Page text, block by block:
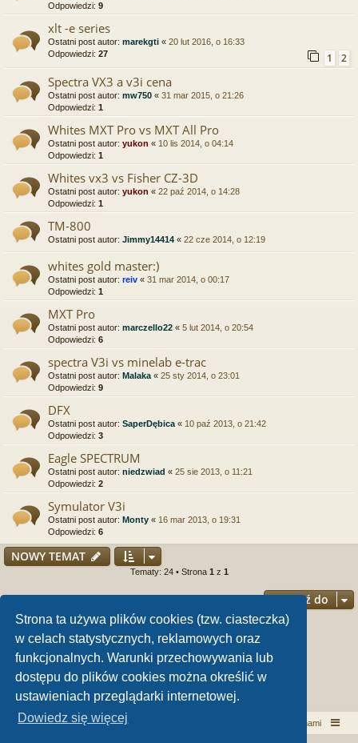
Strona ta używa plików cookies (tzw. ciasteczka)
w celach statystycznych, reklamowych oraz
funkcjonalnych. Warunki przechowywania lub
dostępu do plików cookies można określić w
ustawieniach przeglądarki internetowej.
Dowiedz się więcej
Odpowiedzi: 9
xlt -e series
Ostatni post autor: marekgti « 20 lut 2016, o 16:33
Odpowiedzi: 27 1 2
Spectra VX3 a v3i cena
Ostatni post autor: mw750 « 31 mar 2015, o 21:26
Odpowiedzi: 1
Whites MXT Pro vs MXT All Pro
Ostatni post autor: yukon « 10 lis 2014, o 04:14
Odpowiedzi: 1
Whites vx3 vs Fisher CZ-3D
Ostatni post autor: yukon « 22 paź 2014, o 14:28
Odpowiedzi: 1
TM-800
Ostatni post autor: Jimmy14414 « 22 cze 2014, o 12:19
whites gold master:)
Ostatni post autor: reiv « 31 mar 2014, o 00:17
Odpowiedzi: 1
MXT Pro
Ostatni post autor: marczello22 « 5 lut 2014, o 20:54
Odpowiedzi: 6
spectra V3i vs minelab e-trac
Ostatni post autor: Malaka « 25 sty 2014, o 23:01
Odpowiedzi: 9
DFX
Ostatni post autor: SaperDębica « 10 paź 2013, o 21:42
Odpowiedzi: 3
Eagle SPECTRUM
Ostatni post autor: niedzwiad « 25 sie 2013, o 11:21
Odpowiedzi: 2
Symulator V3i
Ostatni post autor: Monty « 16 mar 2013, o 19:31
Odpowiedzi: 6
NOWY TEMAT
Tematy: 24 • Strona 1 z 1
Przejdź do
Twoje uprawnienia na tym forum
Nie możesztworzyć nowych tematów
Nie możeszzmieniać swoich postów
Nie możesz
usuwać swoich postów
Nie możeszdodawać załączników
Włóczykij! Kontakt z nami